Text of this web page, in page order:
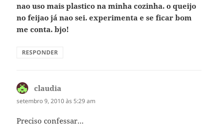
nao uso mais plastico na minha cozinha. o queijo
no feijao já nao sei. experimenta e se ficar bom
me conta. bjo!
RESPONDER
claudia
setembro 9, 2010 às 5:29 am
Preciso confessar…